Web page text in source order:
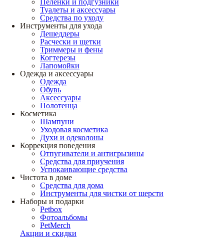
Пеленки и подгузники
Туалеты и аксессуары
Средства по уходу
Инструменты для ухода
Дешеддеры
Расчески и щетки
Триммеры и фены
Когтерезы
Лапомойки
Одежда и аксессуары
Одежда
Обувь
Аксессуары
Полотенца
Косметика
Шампуни
Уходовая косметика
Духи и одеколоны
Коррекция поведения
Отпугиватели и антигрызины
Средства для приучения
Успокаивающие средства
Чистота в доме
Средства для дома
Инструменты для чистки от шерсти
Наборы и подарки
Petbox
Фотоальбомы
PetMerch
Акции и скидки